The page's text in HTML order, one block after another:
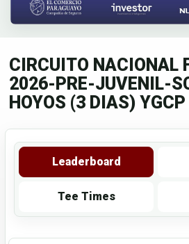
CIRCUITO NACIONAL
2026-PRE-JUVENIL-
HOYOS (3 DIAS) YGCP
Leaderboard
Tee Times